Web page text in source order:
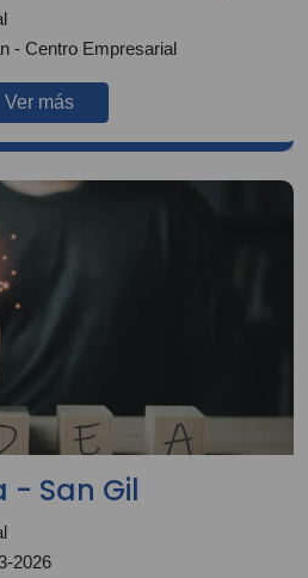
- Centro Empresarial
Ver más
- San Gil
2026